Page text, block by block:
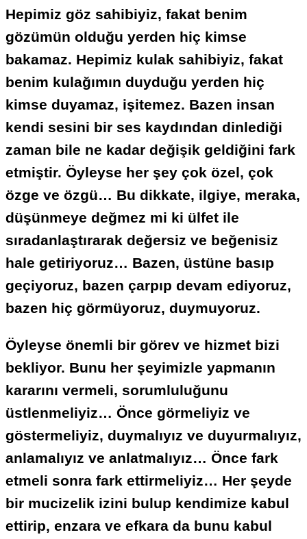
Hepimiz göz sahibiyiz, fakat benim
gözümün olduğu yerden hiç kimse
bakamaz. Hepimiz kulak sahibiyiz, fakat
benim kulağımın duyduğu yerden hiç
kimse duyamaz, işitemez. Bazen insan
kendi sesini bir ses kaydından dinlediği
zaman bile ne kadar değişik geldiğini fark
etmiştir. Öyleyse her şey çok özel, çok
özge ve özgü… Bu dikkate, ilgiye, meraka,
düşünmeye değmez mi ki ülfet ile
sıradanlaştırarak değersiz ve beğenisiz
hale getiriyoruz… Bazen, üstüne basıp
geçiyoruz, bazen çarpıp devam ediyoruz,
bazen hiç görmüyoruz, duymuyoruz.
Öyleyse önemli bir görev ve hizmet bizi
bekliyor. Bunu her şeyimizle yapmanın
kararını vermeli, sorumluluğunu
üstlenmeliyiz… Önce görmeliyiz ve
göstermeliyiz, duymalıyız ve duyurmalıyız,
anlamalıyız ve anlatmalıyız… Önce fark
etmeli sonra fark ettirmeliyiz… Her şeyde
bir mucizelik izini bulup kendimize kabul
ettirip, enzara ve efkara da bunu kabul